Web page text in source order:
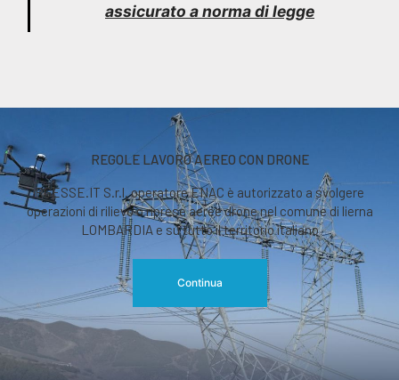
assicurato a norma di legge
REGOLE LAVORO AEREO CON DRONE
RGESSE.IT S.r.l. operatore ENAC è autorizzato a svolgere
operazioni di rilievo o riprese aeree drone nel comune di lierna
LOMBARDIA e su tutto il territorio italiano
Continua